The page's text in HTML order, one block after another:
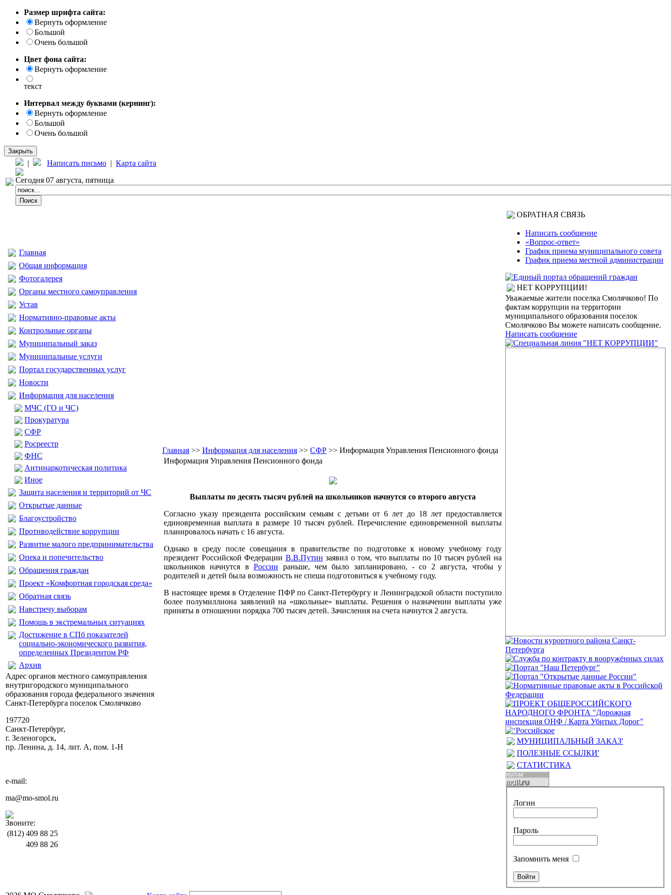
Размер шрифта сайта:
Вернуть оформление
Большой
Очень большой
Цвет фона сайта:
Вернуть оформление
текст
Интервал между буквами (кернинг):
Вернуть оформление
Большой
Очень большой
Закрыть
| Написать письмо | Карта сайта
Сегодня 07 августа, пятница
Главная
Общая информация
Фотогалерея
Органы местного самоуправления
Устав
Нормативно-правовые акты
Контрольные органы
Муниципальный заказ
Муниципальные услуги
Портал государственных услуг
Новости
Информация для населения
МЧС (ГО и ЧС)
Прокуратура
CФР
Росреестр
ФНС
Антинаркотическая политика
Иное
Защита населения и территорий от ЧС
Открытые данные
Благоустройство
Противодействие коррупции
Развитие малого предпринимательства
Опека и попечительство
Обращения граждан
Проект «Комфортная городская среда»
Обратная связь
Навстречу выборам
Помощь в экстремальных ситуациях
Достижение в СПб показателей
социально-экономического развития,
определенных Президентом РФ
Архив
Адрес органов местного самоуправления
внутригородского муниципального
образования города федерального значения
Санкт-Петербурга поселок Смолячково
197720
Санкт-Петербург,
г. Зеленогорск,
пр. Ленина, д. 14, лит. А, пом. 1-Н
e-mail:
ma@mo-smol.ru
Звоните:
(812) 409 88 25
409 88 26
Главная >> Информация для населения >> CФР >> Информация Управления Пенсионного фонда
Информация Управления Пенсионного фонда
Выплаты по десять тысяч рублей на школьников начнутся со второго августа
Согласно указу президента российским семьям с детьми от 6 лет до 18 лет предоставляется
единовременная выплата в размере 10 тысяч рублей. Перечисление единовременной выплаты
планировалось начать с 16 августа.
Однако в среду после совещания в правительстве по подготовке к новому учебному году
президент Российской Федерации В.В.Путин заявил о том, что выплаты по 10 тысяч рублей на
школьников начнутся вРоссии раньше, чем было запланировано, - со 2 августа, чтобы у
родителей и детей была возможность не спеша подготовиться к учебному году.
В настоящее время в Отделение ПФР по Санкт-Петербургу и Ленинградской области поступило
более полумиллиона заявлений на «школьные» выплаты. Решения о назначении выплаты уже
приняты в отношении порядка 700 тысяч детей. Зачисления на счета начнутся 2 августа.
ОБРАТНАЯ СВЯЗЬ
Написать сообщение
«Вопрос-ответ»
График приема муниципального совета
График приема местной администрации
НЕТ КОРРУПЦИИ!
Уважаемые жители поселка Смолячково! По
фактам коррупции на территории
муниципального образования поселок
Смолячково Вы можете написать сообщение.
Написать сообщение
МУНИЦИПАЛЬНЫЙ ЗАКАЗ'
ПОЛЕЗНЫЕ ССЫЛКИ'
СТАТИСТИКА
Логин
Пароль
Запомнить меня